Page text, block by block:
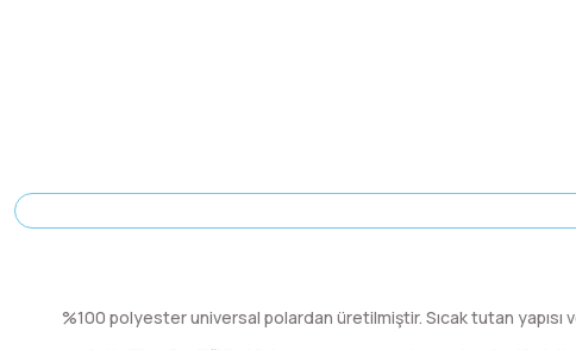
%100 polyester universal polardan üretilmiştir. Sıcak tutan yapısı